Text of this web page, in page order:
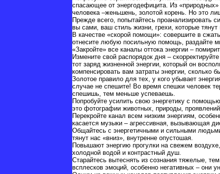
спасающее от энергодефицита. Из
человека –женьшень, золотой корень. Но это
Прежде всего, попытайтесь проанализировать
вы сами, ваш стиль жизни, грехи, которые
В качестве «скорой помощи»: совершите в
отнесите любую посильную помощь, раздайте
«Закройте» все каналы оттока энергии –
Измените свой распорядок дня –
тот заряд жизненной энергии, который он
компенсировать вам затраты энергии, сколько
Золотое правило для тех, у кого убывает
случае не спешите! Во время спешки человек
спешишь, тем меньше успеваешь.
Попробуйте усилить свою энергетику с
это фотографии животных, природы,
Перекройте канал всем низким энергиям,
касается музыки – агрессивная, вызывающая
Общайтесь с энергетичными и сильными
тянут нас «вниз», внутренне опустошая.
Повышают энергию прогулки на свежем
холодной водой и контрастный душ.
Старайтесь вытеснять из сознания тяжелые,
всплесков эмоций, особенно негативных – они